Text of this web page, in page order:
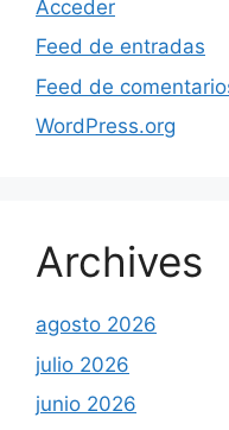
Acceder
Feed de entradas
Feed de
WordPress.org
Archives
agosto 2026
julio 2026
junio 2026